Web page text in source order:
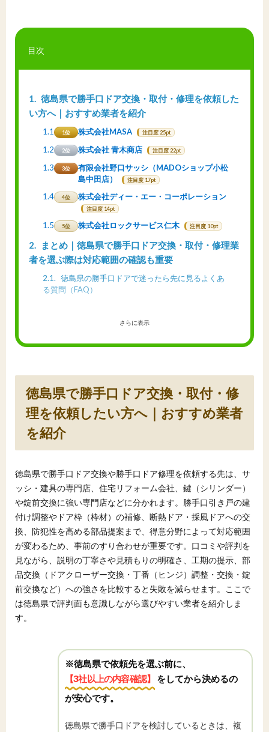
目次
1
徳島県で勝手口ドア交換・取付・修理を依頼した
い方へ｜おすすめ業者を紹介
1.1 1位 株式会社MASA 注目度 25pt
1.2 2位 株式会社 青木商店 注目度 22pt
1.3 3位
有限会社野口サッシ（MADOショップ小松
島中田店）
注目度 17pt
1.4 4位 株式会社ディー・エー・コーポレーション
注目度 14pt
1.5 5位 株式会社ロックサービス仁木 注目度 10pt
2
まとめ｜徳島県で勝手口ドア交換・取付・修理業
者を選ぶ際は対応範囲の確認も重要
2.1
徳島県の勝手口ドアで迷ったら先に見るよくあ
る質問（FAQ）
さらに表示
徳島県で勝手口ドア交換・取付・修
理を依頼したい方へ｜おすすめ業者
を紹介
徳島県で勝手口ドア交換や勝手口ドア修理を依頼する先は、サ
ッシ・建具の専門店、住宅リフォーム会社、鍵（シリンダー）
や錠前交換に強い専門店などに分かれます。勝手口引き戸の建
付け調整やドア枠（枠材）の補修、断熱ドア・採風ドアへの交
換、防犯性を高める部品提案まで、得意分野によって対応範囲
が変わるため、事前のすり合わせが重要です。口コミや評判を
見ながら、説明の丁寧さや見積もりの明確さ、工期の提示、部
品交換（ドアクローザー交換・丁番（ヒンジ）調整・交換・錠
前交換など）への強さを比較すると失敗を減らせます。ここで
は徳島県で評判面も意識しながら選びやすい業者を紹介しま
す。
※徳島県で依頼先を選ぶ前に、
【3社以上の内容確認】
をしてから決めるの
が安心です。
徳島県で勝手口ドアを検討しているときは、複